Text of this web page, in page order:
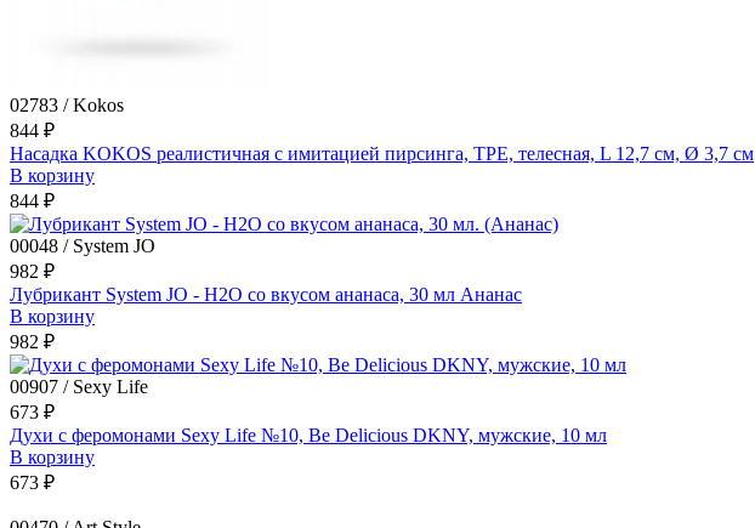
02783 / Kokos
844 ₽
Насадка KOKOS реалистичная с имитацией пирсинга, TPE, телесная, L 12,7 см, Ø 3,7 см
В корзину
844 ₽
00048 / System JO
982 ₽
Лубрикант System JO - H2O со вкусом ананаса, 30 мл Ананас
В корзину
982 ₽
00907 / Sexy Life
673 ₽
Духи с феромонами Sexy Life №10, Be Delicious DKNY, мужские, 10 мл
В корзину
673 ₽